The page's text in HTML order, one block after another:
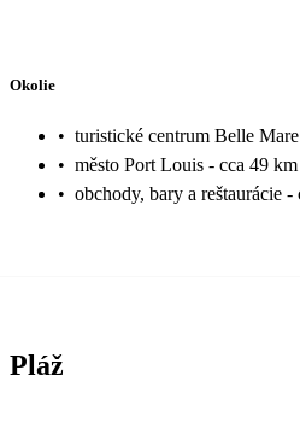
Okolie
• turistické centrum Belle
• město Port Louis - cca 49 km
• obchody, bary a reštaurácie
Pláž